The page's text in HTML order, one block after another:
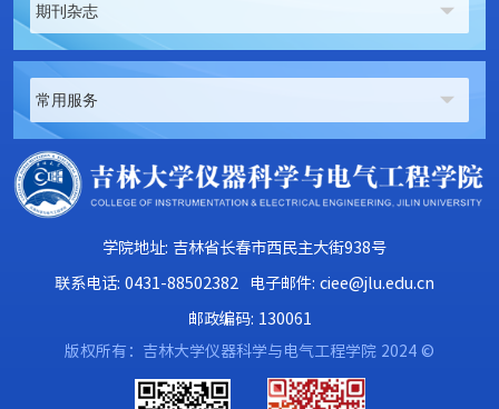
期刊杂志
常用服务
学院地址: 吉林省长春市西民主大街938号
联系电话: 0431-88502382 电子邮件: ciee@jlu.edu.cn
邮政编码: 130061
版权所有：吉林大学仪器科学与电气工程学院 2024 ©